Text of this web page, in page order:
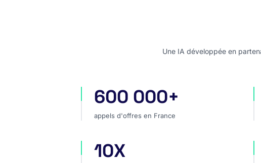
Une IA développée en
appels d'offres en France
600 000+
appels d'offres en France
plus rapide pour analyser un marché
10X